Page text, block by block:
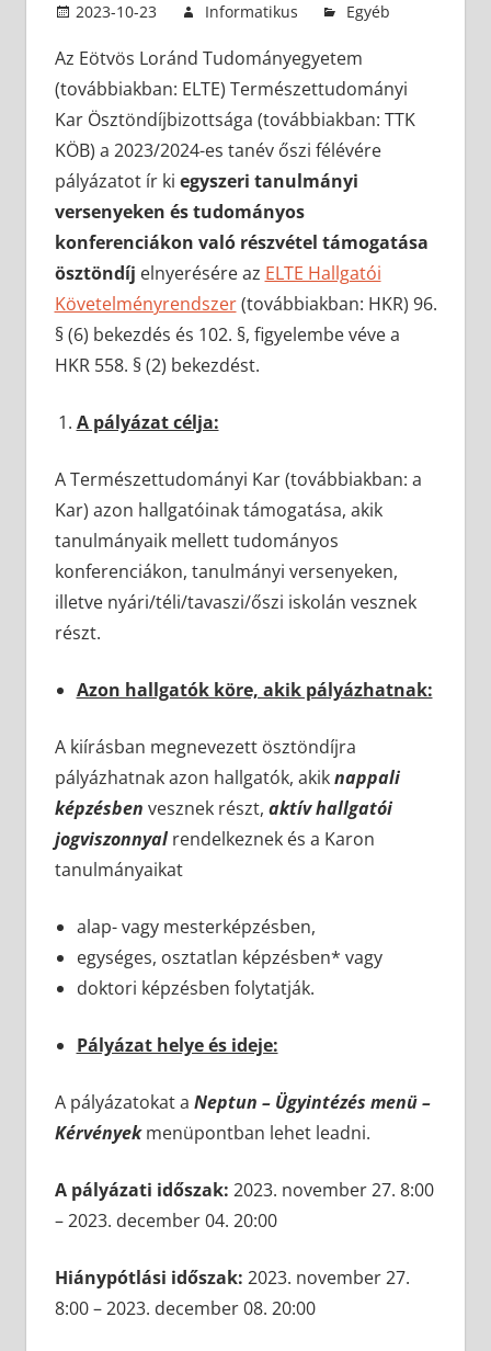
2023-10-23 Informatikus Egyéb
Az Eötvös Loránd Tudományegyetem
(továbbiakban: ELTE) Természettudományi
Kar Ösztöndíjbizottsága (továbbiakban: TTK
KÖB) a 2023/2024-es tanév őszi félévére
pályázatot ír ki egyszeri tanulmányi
versenyeken és tudományos
konferenciákon való részvétel támogatása
ösztöndíj elnyerésére az ELTE Hallgatói
Követelményrendszer(továbbiakban: HKR) 96.
§ (6) bekezdés és 102. §, figyelembe véve a
HKR 558. § (2) bekezdést.
A pályázat célja:
A Természettudományi Kar (továbbiakban: a
Kar) azon hallgatóinak támogatása, akik
tanulmányaik mellett tudományos
konferenciákon, tanulmányi versenyeken,
illetve nyári/téli/tavaszi/őszi iskolán vesznek
részt.
Azon hallgatók köre, akik pályázhatnak:
A kiírásban megnevezett ösztöndíjra
pályázhatnak azon hallgatók, akiknappali
képzésben vesznek részt, aktív hallgatói
jogviszonnyalrendelkeznek és a Karon
tanulmányaikat
alap- vagy mesterképzésben,
egységes, osztatlan képzésben* vagy
doktori képzésben folytatják.
Pályázat helye és ideje:
A pályázatokat a Neptun – Ügyintézés menü –
Kérvényekmenüpontban lehet leadni.
A pályázati időszak: 2023. november 27. 8:00
– 2023. december 04. 20:00
Hiánypótlási időszak: 2023. november 27.
8:00 – 2023. december 08. 20:00